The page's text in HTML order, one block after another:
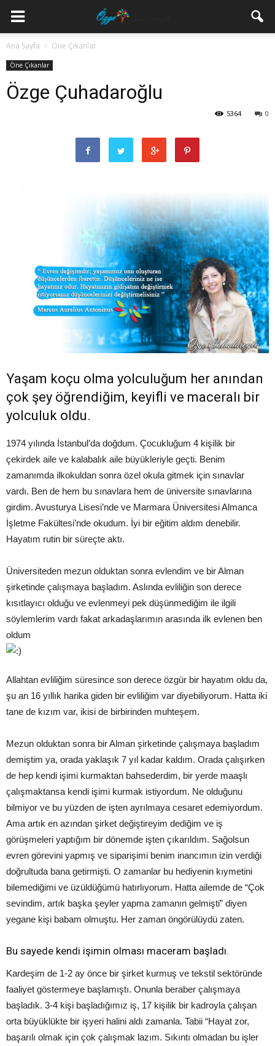
Ana Sayfa Öne Çıkanlar
Öne Çıkanlar
Özge Çuhadaroğlu
0
5364
Yaşam koçu olma yolculuğum her anından
çok şey öğrendiğim, keyifli ve maceralı bir
yolculuk oldu.
1974 yılında İstanbul’da doğdum. Çocukluğum 4 kişilik bir
çekirdek aile ve kalabalık aile büyükleriyle geçti. Benim
zamanımda ilkokuldan sonra özel okula gitmek için sınavlar
vardı. Ben de hem bu sınavlara hem de üniversite sınavlarına
girdim. Avusturya Lisesi’nde ve Marmara Üniversitesi Almanca
İşletme Fakültesi’nde okudum. İyi bir eğitim aldım denebilir.
Hayatım rutin bir süreçte aktı.
Üniversiteden mezun olduktan sonra evlendim ve bir Alman
şirketinde çalışmaya başladım. Aslında evliliğin son derece
kısıtlayıcı olduğu ve evlenmeyi pek düşünmediğim ile ilgili
söylemlerim vardı fakat arkadaşlarımın arasında ilk evlenen ben
oldum
Allahtan evliliğim süresince son derece özgür bir hayatım oldu da,
şu an 16 yıllık harika giden bir evliliğim var diyebiliyorum. Hatta iki
tane de kızım var, ikisi de birbirinden muhteşem.
Mezun olduktan sonra bir Alman şirketinde çalışmaya başladım
demiştim ya, orada yaklaşık 7 yıl kadar kaldım. Orada çalışırken
de hep kendi işimi kurmaktan bahsederdim, bir yerde maaşlı
çalışmaktansa kendi işimi kurmak istiyordum. Ne olduğunu
bilmiyor ve bu yüzden de işten ayrılmaya cesaret edemiyordum.
Ama artık en azından şirket değiştireyim dediğim ve iş
görüşmeleri yaptığım bir dönemde işten çıkarıldım. Sağolsun
evren görevini yapmış ve siparişimi benim inancımın izin verdiği
doğrultuda bana getirmişti. O zamanlar bu hediyenin kıymetini
bilemediğimi ve üzüldüğümü hatırlıyorum. Hatta ailemde de “Çok
sevindim, artık başka şeyler yapma zamanın gelmişti” diyen
yegane kişi babam olmuştu. Her zaman öngörülüydü zaten.
Bu sayede kendi işimin olması maceram başladı.
Kardeşim de 1-2 ay önce bir şirket kurmuş ve tekstil sektöründe
faaliyet göstermeye başlamıştı. Onunla beraber çalışmaya
başladık. 3-4 kişi başladığımız iş, 17 kişilik bir kadroyla çalışan
orta büyüklükte bir işyeri halini aldı zamanla. Tabii “Hayat zor,
başarılı olmak için çok çalışmak lazım. Sıkıntı olmadan bu işler